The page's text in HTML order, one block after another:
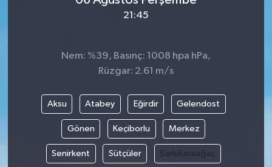
21:45
Nem: %39, Basınç: 1008 hpa hPa,
Rüzgar: 2.61 m/s
Aksu Atabey Eğirdir Gelendost
Gönen Keçiborlu Merkez
Senirkent Sütçüler Şarkikaraağaç